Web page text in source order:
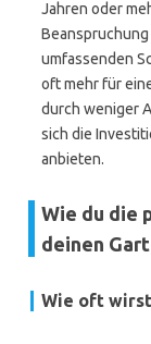
Jahren oder
umfassenden
oft mehr für
durch weniger
sich die
anbieten.
Wie du die
deinen
Wie oft wirst